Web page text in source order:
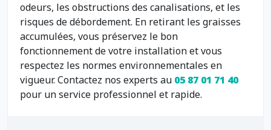
odeurs, les obstructions des canalisations, et les
risques de débordement. En retirant les graisses
accumulées, vous préservez le bon
fonctionnement de votre installation et vous
respectez les normes environnementales en
vigueur. Contactez nos experts au 05 87 01 71 40
pour un service professionnel et rapide.